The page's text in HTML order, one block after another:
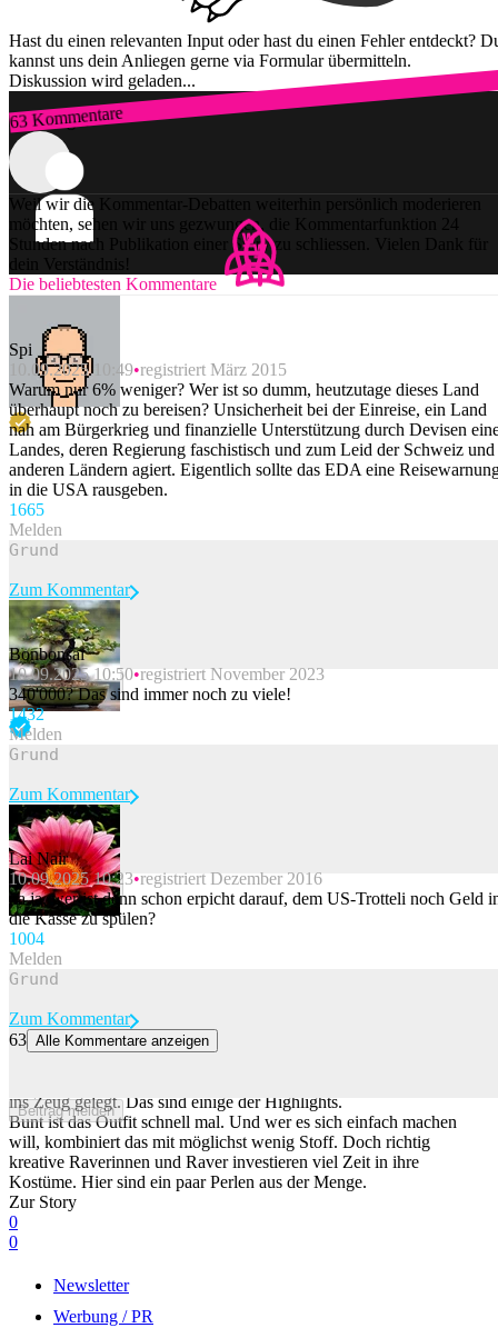
Hast du einen relevanten Input oder hast du einen Fehler entdeckt?
kannst uns dein Anliegen gerne via Formular übermitteln.
Diskussion wird geladen...
63 Kommentare
Zum Login
Weil wir die Kommentar-Debatten weiterhin persönlich moderieren
möchten, sehen wir uns gezwungen, die Kommentarfunktion 24
Stunden nach Publikation einer Story zu schliessen. Vielen Dank für
dein Verständnis!
Die beliebtesten Kommentare
Spi
10.09.2025 10:49 registriert März 2015
Warum nur 6% weniger? Wer ist so dumm, heutzutage dieses Land
überhaupt noch zu bereisen? Unsicherheit bei der Einreise, ein Land
nah am Bürgerkrieg und finanzielle Unterstützung durch Devisen
Landes, deren Regierung faschistisch und zum Leid der Schweiz und
anderen Ländern agiert. Eigentlich sollte das EDA eine
in die USA rausgeben.
1665
Melden
Beitrag melden
Zum Kommentar
Bonbonsai
10.09.2025 10:50 registriert November 2023
340'000? Das sind immer noch zu viele!
1432
Melden
Beitrag melden
Zum Kommentar
Lai Nair
10.09.2025 10:23 registriert Dezember 2016
na ja, wer ist denn schon erpicht darauf, dem US-Trotteli noch Geld
die Kasse zu spülen?
1004
Melden
Beitrag melden
Zum Kommentar
63 Alle Kommentare anzeigen
ins Zeug gelegt. Das sind einige der Highlights.
Bunt ist das Outfit schnell mal. Und wer es sich einfach machen
will, kombiniert das mit möglichst wenig Stoff. Doch richtig
kreative Raverinnen und Raver investieren viel Zeit in ihre
Kostüme. Hier sind ein paar Perlen aus der Menge.
Zur Story
0
0
Newsletter
Werbung / PR